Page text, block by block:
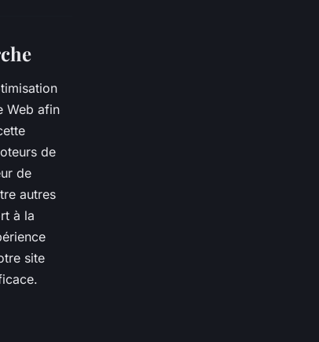
Web afin
de
de
autres
à la
site